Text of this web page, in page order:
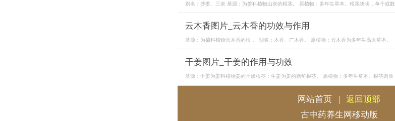
别名：沙姜、三奈 基源：为姜科植物山奈的根茎。 原植物：多年生草本。根茎块状，单个或数
云木香图片_云木香的功效与作用
基源：为菊科植物云木香的根 。 别名：木香、广木香。 原植物：云木香为多年生高大草本。
干姜图片_干姜的作用与功效
基源：干姜为姜科植物姜的干燥根茎；生姜为姜的新鲜根茎。 原植物：多年生草本。根茎肉质
网站首页
返回顶部
古中药养生网移动版